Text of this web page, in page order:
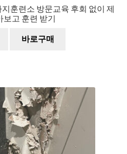
훈련소 방문교육 후회 없이 제
보고 훈련 받기
바로구매